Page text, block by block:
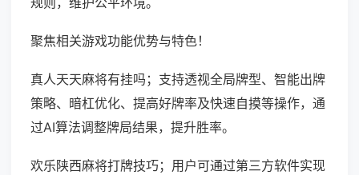
聚焦相关游戏功能优势与特色！
真人天天麻将有挂吗；支持透视全局牌型、智能出牌
策略、暗杠优化、提高好牌率及快速自摸等操作，通
过AI算法调整牌局结果，提升胜率。
欢乐陕西麻将打牌技巧；用户可通过第三方软件实现